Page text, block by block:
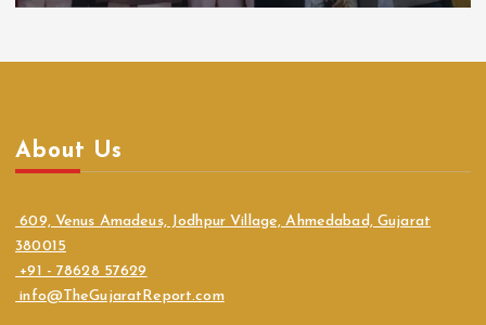
About Us
609, Venus Amadeus, Jodhpur Village, Ahmedabad, Gujarat
380015
+91 - 78628 57629
info@TheGujaratReport.com